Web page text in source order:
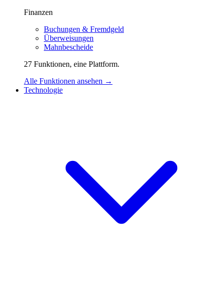
Finanzen
Buchungen & Fremdgeld
Überweisungen
Mahnbescheide
27 Funktionen, eine Plattform.
Alle Funktionen ansehen →
Technologie